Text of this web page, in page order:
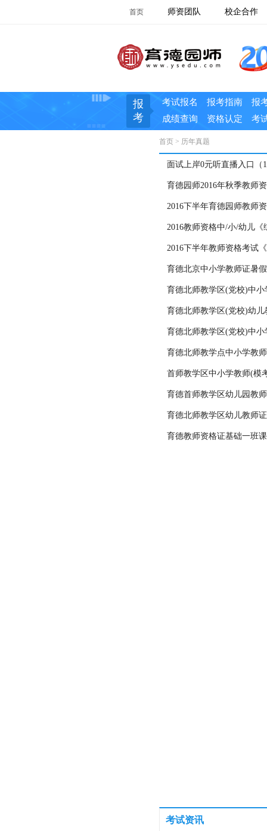
首页 师资团队 校企合作
报
考
考试报名 报考指南
报
成绩查询
资格认定 考
首页> 历年真题
面试上岸0元听直播入口（
育德园师2016年秋季教师
2016下半年育德园师教师
2016教师资格中/小/幼儿
2016下半年教师资格考试
育德北京中小学教师证暑
育德北师教学区(党校)中
育德北师教学区(党校)幼
育德北师教学区(党校)中
育德北师教学点中小学教
首师教学区中小学教师(模
育德首师教学区幼儿园教
育德北师教学区幼儿教师
育德教师资格证基础一班
考试资讯